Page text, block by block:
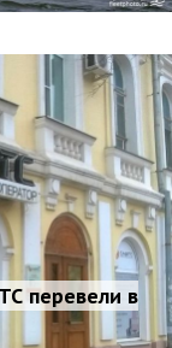
перевели в